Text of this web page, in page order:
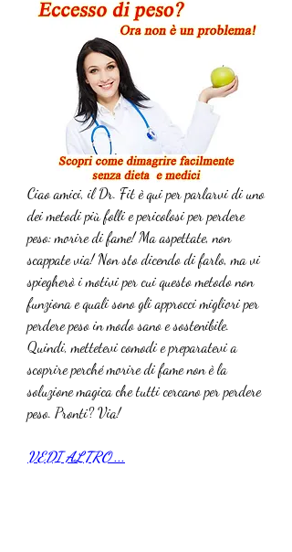
Ciao amici, il Dr. Fit è qui per parlarvi di uno
dei metodi più folli e pericolosi per perdere
peso: morire di fame! Ma aspettate, non
scappate via! Non sto dicendo di farlo, ma vi
spiegherò i motivi per cui questo metodo non
funziona e quali sono gli approcci migliori per
perdere peso in modo sano e sostenibile.
Quindi, mettetevi comodi e preparatevi a
scoprire perché morire di fame non è la
soluzione magica che tutti cercano per perdere
peso. Pronti? Via!
VEDI ALTRO ...